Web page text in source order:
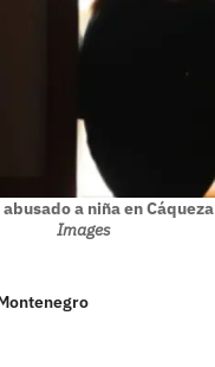
a niña en Cáqueza
Images